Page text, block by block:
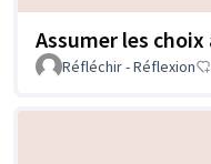
Assumer les
Réfléchir - Réflexion